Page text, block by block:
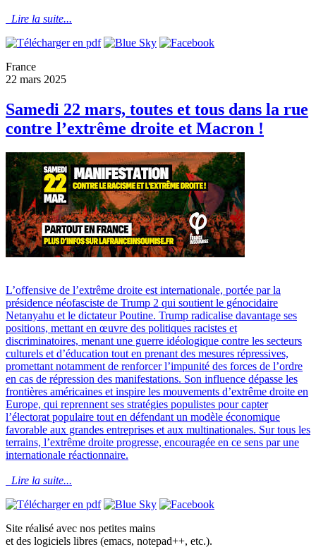
Lire la suite...
France
22 mars 2025
Samedi 22 mars, toutes et tous dans la rue
contre l’extrême droite et Macron !
L’offensive de l’extrême droite est internationale, portée par la
présidence néofasciste de Trump 2 qui soutient le génocidaire
Netanyahu et le dictateur Poutine. Trump radicalise davantage ses
positions, mettant en œuvre des politiques racistes et
discriminatoires, menant une guerre idéologique contre les secteurs
culturels et d’éducation tout en prenant des mesures répressives,
promettant notamment de renforcer l’impunité des forces de l’ordre
en cas de répression des manifestations. Son influence dépasse les
frontières américaines et inspire les mouvements d’extrême droite en
Europe, qui reprennent ses stratégies populistes pour capter
l’électorat populaire tout en défendant un modèle économique
favorable aux grandes entreprises et aux multinationales. Sur tous les
terrains, l’extrême droite progresse, encouragée en ce sens par une
internationale réactionnaire.
Lire la suite...
Site réalisé avec nos petites mains
et des logiciels libres (emacs, notepad++, etc.).